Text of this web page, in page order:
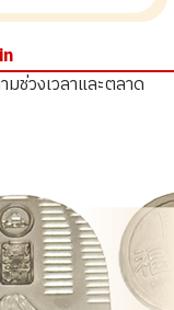
ช่วงเวลาและตลาด